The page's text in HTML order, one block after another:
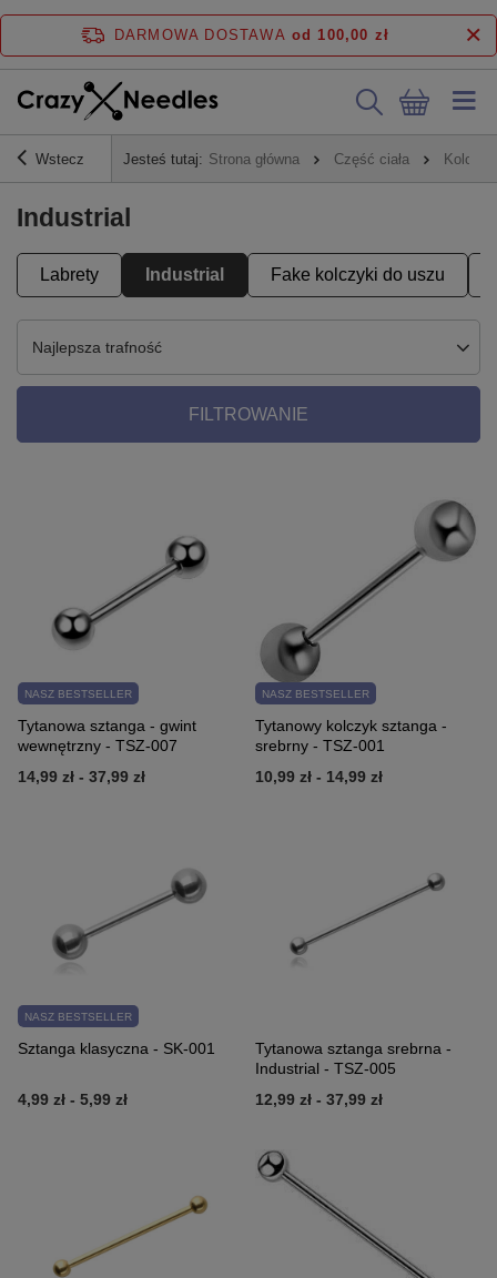
DARMOWA DOSTAWA od 100,00 zł
Wstecz Jesteś tutaj: Strona główna Część ciała
Industrial
Labrety Industrial Fake kolczyki do uszu
Najlepsza trafność
FILTROWANIE
NASZ BESTSELLER
Tytanowa sztanga - gwint
wewnętrzny - TSZ-007
14,99 zł - 37,99 zł
NASZ BESTSELLER
Tytanowy kolczyk sztanga -
srebrny - TSZ-001
10,99 zł - 14,99 zł
NASZ BESTSELLER
Sztanga klasyczna - SK-001
4,99 zł - 5,99 zł
Tytanowa sztanga srebrna -
Industrial - TSZ-005
12,99 zł - 37,99 zł